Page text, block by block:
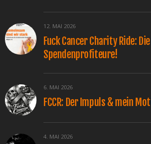
12. MAI 2026
Fuck Cancer Charity Ride: Die
Spendenprofiteure!
6. MAI 2026
FCCR: Der Impuls & mein
4. MAI 2026